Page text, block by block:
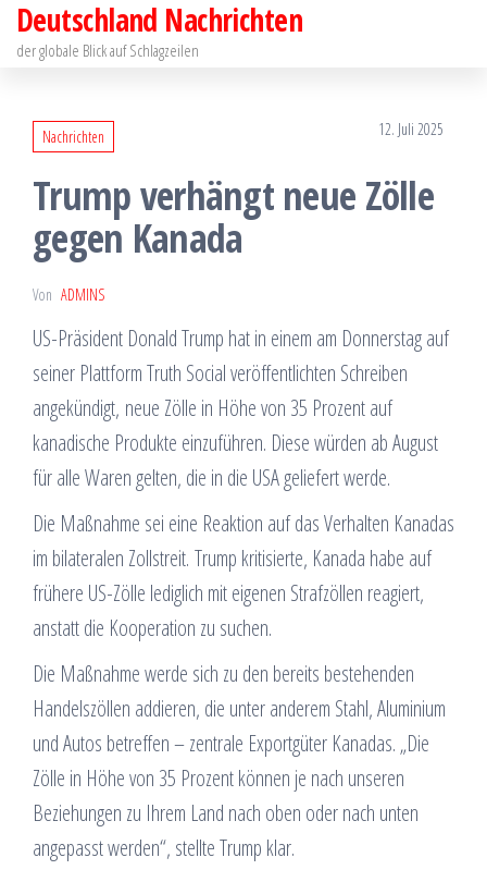
Zum
Inhalt
Deutschland Nachrichten
der globale Blick auf Schlagzeilen
Nachrichten 12. Juli 2025
Trump verhängt neue Zölle
gegen Kanada
Von ADMINS
US-Präsident Donald Trump hat in einem am Donnerstag auf
seiner Plattform Truth Social veröffentlichten Schreiben
angekündigt, neue Zölle in Höhe von 35 Prozent auf
kanadische Produkte einzuführen. Diese würden ab August
für alle Waren gelten, die in die USA geliefert werde.
Die Maßnahme sei eine Reaktion auf das Verhalten Kanadas
im bilateralen Zollstreit. Trump kritisierte, Kanada habe auf
frühere US-Zölle lediglich mit eigenen Strafzöllen reagiert,
anstatt die Kooperation zu suchen.
Die Maßnahme werde sich zu den bereits bestehenden
Handelszöllen addieren, die unter anderem Stahl, Aluminium
und Autos betreffen – zentrale Exportgüter Kanadas. „Die
Zölle in Höhe von 35 Prozent können je nach unseren
Beziehungen zu Ihrem Land nach oben oder nach unten
angepasst werden“, stellte Trump klar.